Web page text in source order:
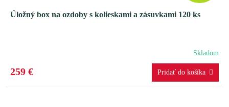
R
M
Úložný box na ozdoby s kolieskami a zásuvkami 120 ks
Skladom
259 €